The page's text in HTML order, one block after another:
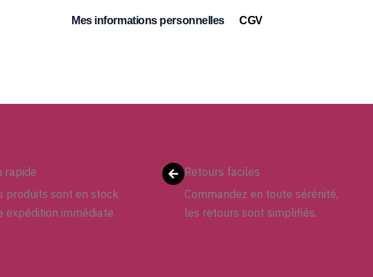
Mes informations personnelles CGV
rapide
produits sont en stock
expédition immédiate.
Retours faciles
Commandez en toute sérénité,
les retours sont simplifiés.